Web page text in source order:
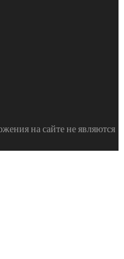
на сайте не являются